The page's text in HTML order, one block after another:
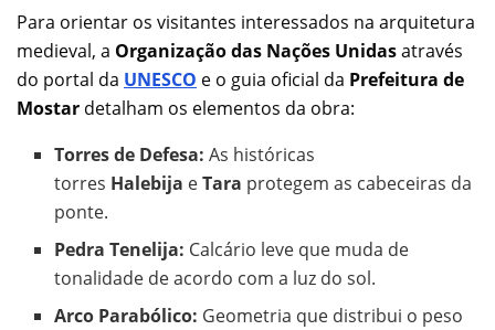
Para orientar os visitantes interessados na arquitetura
medieval, a Organização das Nações Unidasatravés
do portal da UNESCO e o guia oficial da Prefeitura de
Mostar detalham os elementos da obra:
Torres de Defesa: As históricas
torres Halebija eTara protegem as cabeceiras da
ponte.
Pedra Tenelija: Calcário leve que muda de
tonalidade de acordo com a luz do sol.
Arco Parabólico: Geometria que distribui o peso